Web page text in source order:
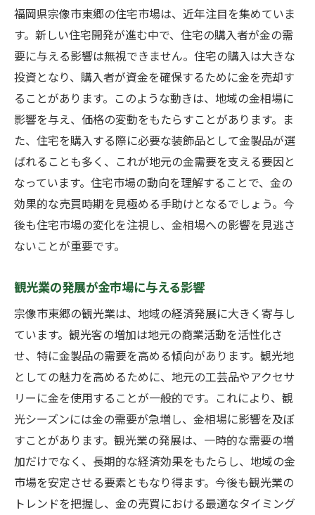
福岡県宗像市東郷の住宅市場は、近年注目を集めていま
す。新しい住宅開発が進む中で、住宅の購入者が金の需
要に与える影響は無視できません。住宅の購入は大きな
投資となり、購入者が資金を確保するために金を売却す
ることがあります。このような動きは、地域の金相場に
影響を与え、価格の変動をもたらすことがあります。ま
た、住宅を購入する際に必要な装飾品として金製品が選
ばれることも多く、これが地元の金需要を支える要因と
なっています。住宅市場の動向を理解することで、金の
効果的な売買時期を見極める手助けとなるでしょう。今
後も住宅市場の変化を注視し、金相場への影響を見逃さ
ないことが重要です。
観光業の発展が金市場に与える影響
宗像市東郷の観光業は、地域の経済発展に大きく寄与し
ています。観光客の増加は地元の商業活動を活性化さ
せ、特に金製品の需要を高める傾向があります。観光地
としての魅力を高めるために、地元の工芸品やアクセサ
リーに金を使用することが一般的です。これにより、観
光シーズンには金の需要が急増し、金相場に影響を及ぼ
すことがあります。観光業の発展は、一時的な需要の増
加だけでなく、長期的な経済効果をもたらし、地域の金
市場を安定させる要素ともなり得ます。今後も観光業の
トレンドを把握し、金の売買における最適なタイミング